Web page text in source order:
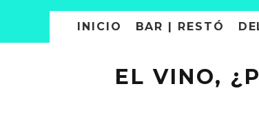
INICIO BAR | RESTÓ
EL VINO,